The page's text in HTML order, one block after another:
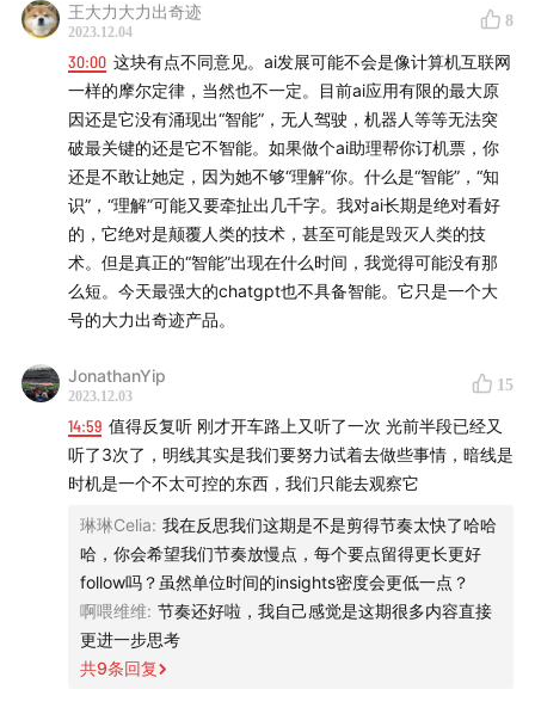
王大力大力出奇迹
2023.12.04
8
30:00 这块有点不同意见。ai发展可能不会是像计算机互联网
一样的摩尔定律，当然也不一定。目前ai应用有限的最大原
因还是它没有涌现出“智能”，无人驾驶，机器人等等无法突
破最关键的还是它不智能。如果做个ai助理帮你订机票，你
还是不敢让她定，因为她不够“理解”你。什么是“智能”，“知
识”，“理解”可能又要牵扯出几千字。我对ai长期是绝对看好
的，它绝对是颠覆人类的技术，甚至可能是毁灭人类的技
术。但是真正的“智能”出现在什么时间，我觉得可能没有那
么短。今天最强大的chatgpt也不具备智能。它只是一个大
号的大力出奇迹产品。
JonathanYip
2023.12.03
15
14:59 值得反复听 刚才开车路上又听了一次 光前半段已经又
听了3次了，明线其实是我们要努力试着去做些事情，暗线是
时机是一个不太可控的东西，我们只能去观察它
琳琳Celia: 我在反思我们这期是不是剪得节奏太快了哈哈
哈，你会希望我们节奏放慢点，每个要点留得更长更好
follow吗？虽然单位时间的insights密度会更低一点？
啊喂维维: 节奏还好啦，我自己感觉是这期很多内容直接
更进一步思考
共9条回复